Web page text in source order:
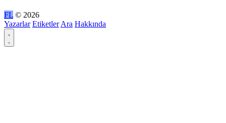
FL © 2026
Yazarlar Etiketler Ara Hakkında